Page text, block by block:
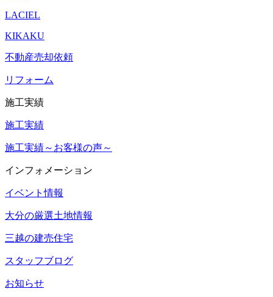
LACIEL
KIKAKU
不動産売却依頼
リフォーム
施工実績
施工実績
施工実績～お客様の声～
インフォメーション
イベント情報
大分の厳選土地情報
三越の建売住宅
スタッフブログ
お知らせ